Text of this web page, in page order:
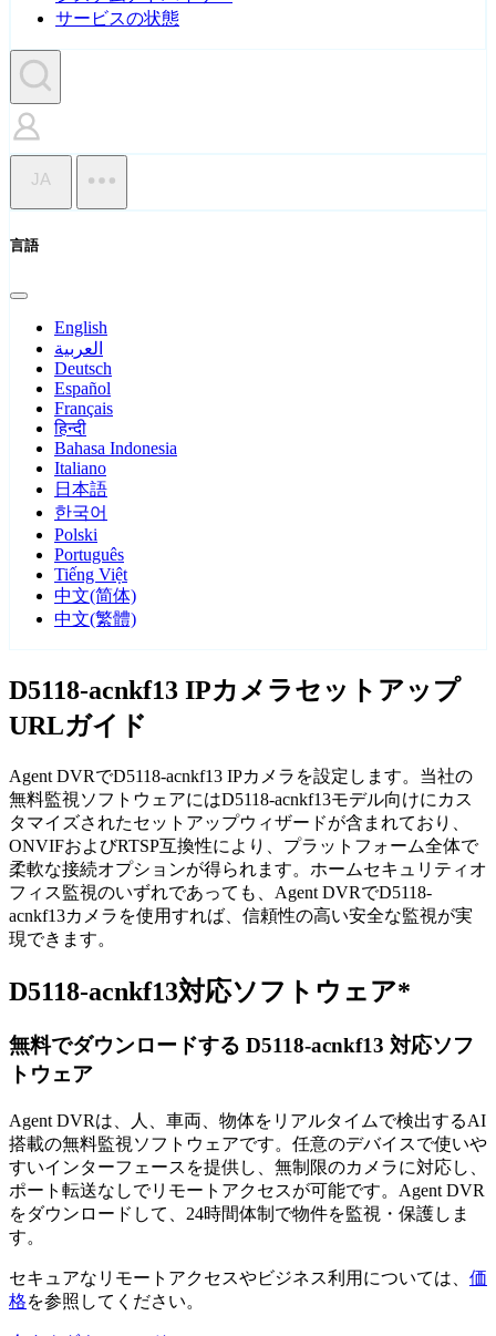
サービスの状態
JA
言語
English
العربية
Deutsch
Español
Français
हिन्दी
Bahasa Indonesia
Italiano
日本語
한국어
Polski
Português
Tiếng Việt
中文(简体)
中文(繁體)
D5118-acnkf13 IPカメラセットアップ
URLガイド
Agent DVRでD5118-acnkf13 IPカメラを設定します。当社の
無料監視ソフトウェアにはD5118-acnkf13モデル向けにカス
タマイズされたセットアップウィザードが含まれており、
ONVIFおよびRTSP互換性により、プラットフォーム全体で
柔軟な接続オプションが得られます。ホームセキュリティオ
フィス監視のいずれであっても、Agent DVRでD5118-
acnkf13カメラを使用すれば、信頼性の高い安全な監視が実
現できます。
D5118-acnkf13対応ソフトウェア*
無料でダウンロードする D5118-acnkf13 対応ソフ
トウェア
Agent DVRは、人、車両、物体をリアルタイムで検出するAI
搭載の無料監視ソフトウェアです。任意のデバイスで使いや
すいインターフェースを提供し、無制限のカメラに対応し、
ポート転送なしでリモートアクセスが可能です。Agent DVR
をダウンロードして、24時間体制で物件を監視・保護しま
す。
セキュアなリモートアクセスやビジネス利用については、 価
格を参照してください。